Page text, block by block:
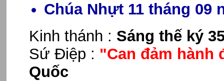
Chúa Nhựt 11 tháng 09
Kinh thánh : Sáng thế ký
Sứ Điệp : "Can đảm hành
Quốc